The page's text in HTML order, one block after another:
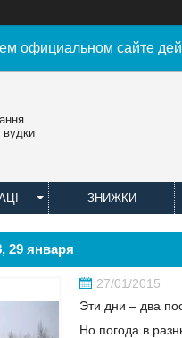
официальном сайте
вудки
ЗНИЖКИ
29 января
27/01/2015
Эти дни – два
Но погода в